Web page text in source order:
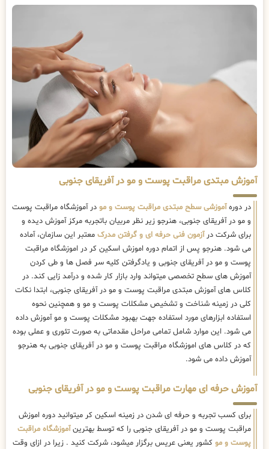
آموزش مبتدی مراقبت پوست و مو در آفریقای جنوبی
در دورهآموزشی سطح مبتدی مراقبت پوست و مو در آموزشگاه مراقبت پوست
و مو در آفریقای جنوبی، هنرجو زیر نظر مربیان باتجربه مرکز آموزش دیده و
برای شرکت درآزمون فنی حرفه ای و گرفتن مدرک معتبر این سازمان، آماده
می شود. هنرجو پس از اتمام دوره اموزش اسکین کر در اموزشگاه مراقبت
پوست و مو در آفریقای جنوبی و یادگرفتن کلیه سر فصل ها و طی کردن
آموزش های سطح تخصصی میتواند وارد بازار کار شده و درآمد زایی کند. در
کلاس های آموزش مبتدی مراقبت پوست و مو در آفریقای جنوبی، ابتدا نکات
کلی در زمینه شناخت و تشخیص مشکلات پوست و مو و همچنین نحوه
استفاده ابزارهای مورد استفاده جهت بهبود مشکلات پوست و مو آموزش داده
می شود. این موارد شامل تمامی مراحل مقدماتی به صورت تئوری و عملی بوده
که در کلاس های اموزشگاه مراقبت پوست و مو در آفریقای جنوبی به هنرجو
آموزش داده می شود.
آموزش حرفه ای مهارت مراقبت پوست و مو در آفریقای جنوبی
برای کسب تجربه و حرفه ای شدن در زمینه اسکین کر میتوانید دوره اموزش
مراقبت پوست و مو در آفریقای جنوبی را که توسط بهترینآموزشگاه مراقبت
پوست و مو کشور یعنی عریس برگزار میشود، شرکت کنید . زیرا در ازای وقت